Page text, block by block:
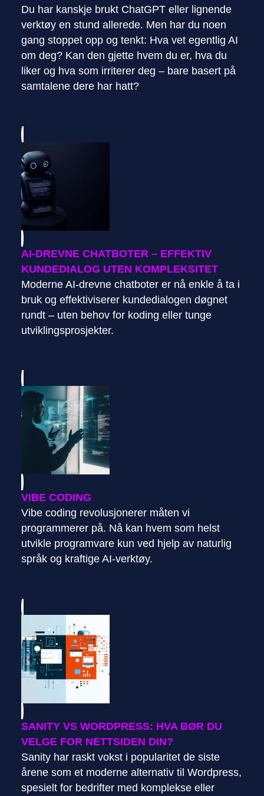
Du har kanskje brukt ChatGPT eller lignende
verktøy en stund allerede. Men har du noen
gang stoppet opp og tenkt: Hva vet egentlig AI
om deg? Kan den gjette hvem du er, hva du
liker og hva som irriterer deg – bare basert på
samtalene dere har hatt?
AI-DREVNE CHATBOTER – EFFEKTIV
KUNDEDIALOG UTEN KOMPLEKSITET
Moderne AI-drevne chatboter er nå enkle å ta i
bruk og effektiviserer kundedialogen døgnet
rundt – uten behov for koding eller tunge
utviklingsprosjekter.
VIBE CODING
Vibe coding revolusjonerer måten vi
programmerer på. Nå kan hvem som helst
utvikle programvare kun ved hjelp av naturlig
språk og kraftige AI-verktøy.
SANITY VS WORDPRESS: HVA BØR DU
VELGE FOR NETTSIDEN DIN?
Sanity har raskt vokst i popularitet de siste
årene som et moderne alternativ til Wordpress,
spesielt for bedrifter med komplekse eller